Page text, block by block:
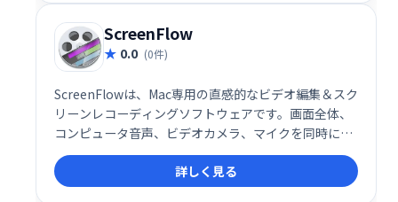
ScreenFlow
0.0 (0件)
ScreenFlowは、Mac専用の直感的なビデオ編集＆スク
リーンレコーディングソフトウェアです。画面全体、
コンピュータ音声、ビデオカメラ、マイクを同時に収
録し、高品質な動画を作成できます。収録後のトリミ
ング、注釈追加、吹き出し挿入など、編集機能も充
実。洗練された映像制作を簡単に実現します。
詳しく見る